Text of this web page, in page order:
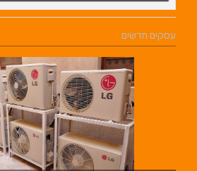
עסקים חדשים